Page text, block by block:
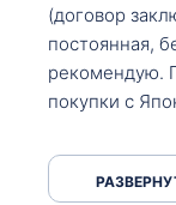
(договор
постоянная,
рекомендую.
покупки с
что
приехал за